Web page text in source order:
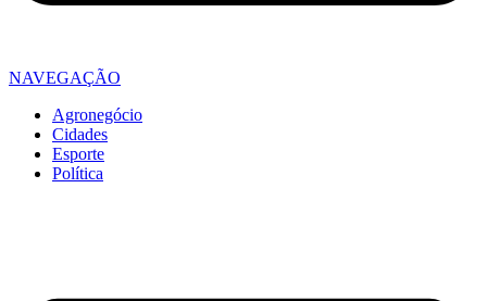
NAVEGAÇÃO
Agronegócio
Cidades
Esporte
Política